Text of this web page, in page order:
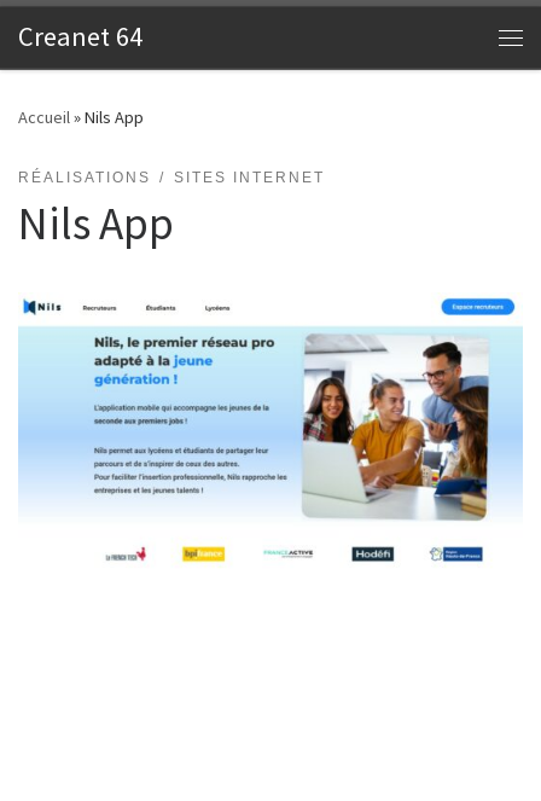
Skip to content
Creanet 64
Accueil»Nils App
RÉALISATIONS SITES INTERNET
Nils App